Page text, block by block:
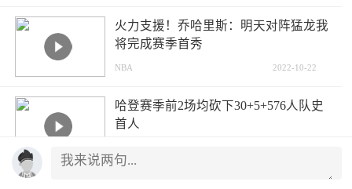
火力支援！乔哈里斯：明天对阵猛龙我
将完成赛季首秀
NBA 2022-10-22
哈登赛季前2场均砍下30+5+576人队史
首人